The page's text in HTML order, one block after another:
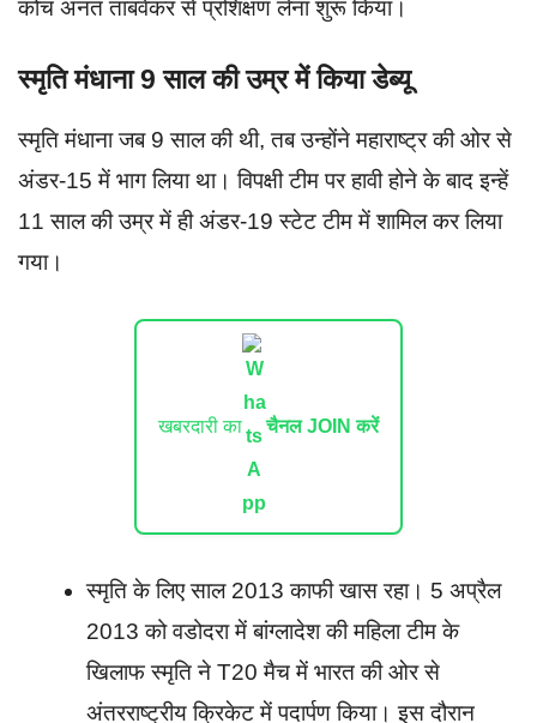
कोच अनंत तांबवेकर से प्रशिक्षण लेना शुरू किया।
स्मृति मंधाना 9 साल की उम्र में किया डेब्यू
स्मृति मंधाना जब 9 साल की थी, तब उन्होंने महाराष्ट्र की ओर से
अंडर-15 में भाग लिया था। विपक्षी टीम पर हावी होने के बाद इन्हें
11 साल की उम्र में ही अंडर-19 स्टेट टीम में शामिल कर लिया
गया।
खबरदारी का चैनल JOIN करें
स्मृति के लिए साल 2013 काफी खास रहा। 5 अप्रैल
2013 को वडोदरा में बांग्लादेश की महिला टीम के
खिलाफ स्मृति ने T20 मैच में भारत की ओर से
अंतरराष्ट्रीय क्रिकेट में पदार्पण किया। इस दौरान